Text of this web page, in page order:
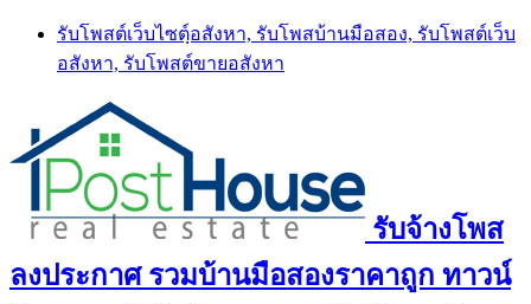
Skip
content
รับโพสต์เว็บไซตฺ์อสังหา, รับโพสบ้านมือสอง, รับโพสต์เว็บ
อสังหา, รับโพสต์ขายอสังหา
รับจ้างโพส
ลงประกาศ รวมบ้านมือสองราคาถูก ทาวน์